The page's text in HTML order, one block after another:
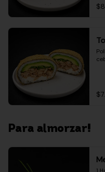
Para almorzar!